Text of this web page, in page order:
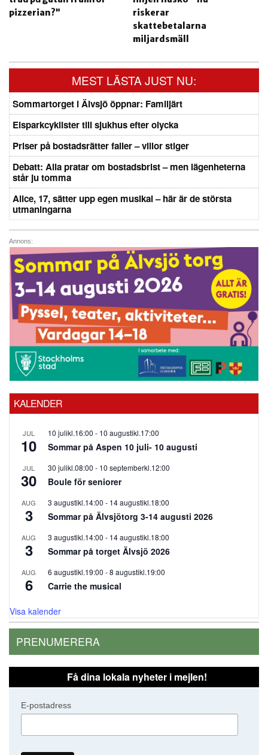
pizzerian?”
riskerar
skattebetalarna
miljardsmäll
MEST LÄSTA JUST NU:
Sommartorget i Älvsjö öppnar: Familjärt
Elsparkcyklister till sjukhus efter olycka
Priser på bostadsrätter faller – villor stiger
Debatt: Alla pratar om bostadsbrist – men lägenheterna
står ju tomma
Alice, 17, sätter upp egen musikal – här är de största
utmaningarna
Annons:
KALENDER
JUL
10
10 julikl.16:00 - 10 augustikl.17:00
Sommar på Aspen 10 juli- 10 augusti
JUL
30
30 julikl.08:00 - 10 septemberkl.12:00
Boule för seniorer
AUG
3
3 augustikl.14:00 - 14 augustikl.18:00
Sommar på Älvsjötorg 3-14 augusti 2026
AUG
3
3 augustikl.14:00 - 14 augustikl.18:00
Sommar på torget Älvsjö 2026
AUG
6
6 augustikl.19:00 -8 augustikl.19:00
Carrie the musical
Visa kalender
PRENUMERERA
Få dina lokala nyheter i mejlen!
E-postadress